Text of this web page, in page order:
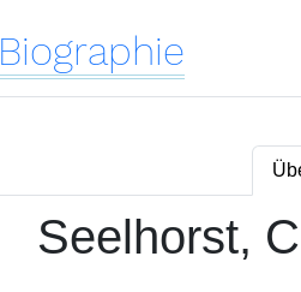
Biographie
Seelhorst,